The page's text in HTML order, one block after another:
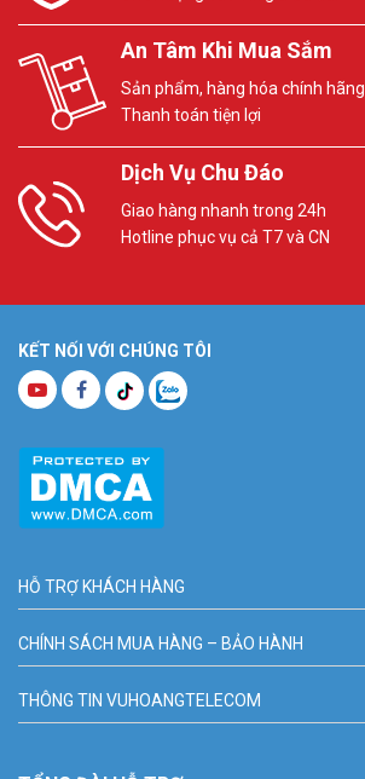
An Tâm Khi Mua Sắm
Sản phẩm, hàng hóa chính hãng
Thanh toán tiện lợi
Dịch Vụ Chu Đáo
Giao hàng nhanh trong 24h
Hotline phục vụ cả T7 và CN
KẾT NỐI VỚI CHÚNG TÔI
HỖ TRỢ KHÁCH HÀNG
CHÍNH SÁCH MUA HÀNG – BẢO HÀNH
THÔNG TIN VUHOANGTELECOM